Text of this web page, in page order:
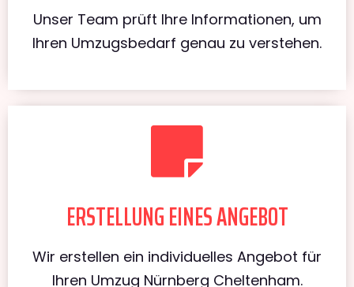
Unser Team prüft Ihre Informationen, um
Ihren Umzugsbedarf genau zu verstehen.
ERSTELLUNG EINES ANGEBOT
Wir erstellen ein individuelles Angebot für
Ihren Umzug Nürnberg Cheltenham.